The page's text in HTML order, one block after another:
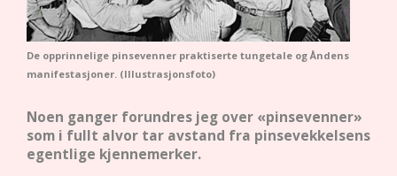
De opprinnelige pinsevenner praktiserte tungetale og Åndens
manifestasjoner. (Illustrasjonsfoto)
Noen ganger forundres jeg over «pinsevenner»
som i fullt alvor tar avstand fra pinsevekkelsens
egentlige kjennemerker.